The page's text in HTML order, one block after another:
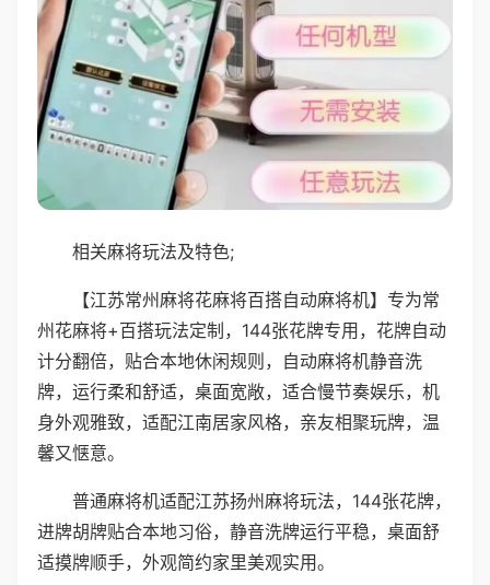
相关麻将玩法及特色;
【江苏常州麻将花麻将百搭自动麻将机】专为常
州花麻将+百搭玩法定制，144张花牌专用，花牌自动
计分翻倍，贴合本地休闲规则，自动麻将机静音洗
牌，运行柔和舒适，桌面宽敞，适合慢节奏娱乐，机
身外观雅致，适配江南居家风格，亲友相聚玩牌，温
馨又惬意。
普通麻将机适配江苏扬州麻将玩法，144张花牌，
进牌胡牌贴合本地习俗，静音洗牌运行平稳，桌面舒
适摸牌顺手，外观简约家里美观实用。